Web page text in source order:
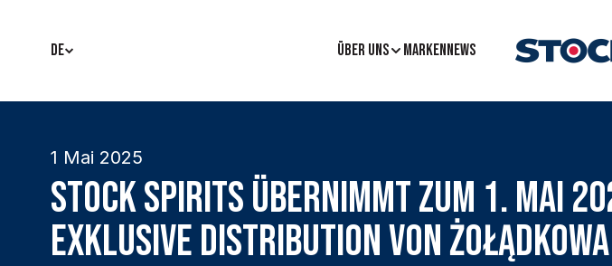
DE ÜBER UNS MARKEN News
1 Mai 2025
Stock Spirits übernimmt zum 1. Mai
exklusive Distribution von